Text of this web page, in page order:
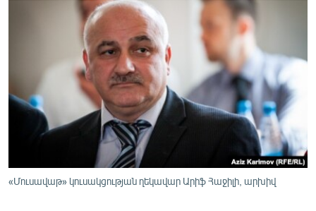
ՏԱՐԱԾԱՇՐՋԱՆ
ՄԻՋԱԶԳԱՅԻՆ
ՄՇԱԿՈՒՅԹ
ՍՊՈՐՏ
ՄԵԿՆԱԲԱՆՈՒԹՅՈՒՆ
«Մուսավաթ» կուսակցության ղեկավար Արիֆ Հաջիլի, արխիվ